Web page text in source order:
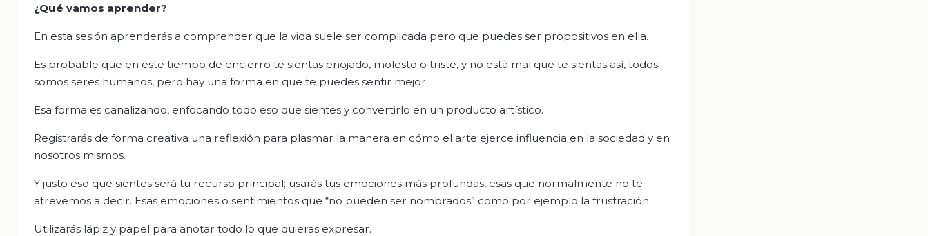
¿Qué vamos aprender?
En esta sesión aprenderás a comprender que la vida suele ser complicada pero que puedes ser propositivos en ella.
Es probable que en este tiempo de encierro te sientas enojado, molesto o triste, y no está mal que te sientas así, todos
somos seres humanos, pero hay una forma en que te puedes sentir mejor.
Esa forma es canalizando, enfocando todo eso que sientes y convertirlo en un producto artístico.
Registrarás de forma creativa una reflexión para plasmar la manera en cómo el arte ejerce influencia en la sociedad y en
nosotros mismos.
Y justo eso que sientes será tu recurso principal; usarás tus emociones más profundas, esas que normalmente no te
atrevemos a decir. Esas emociones o sentimientos que “no pueden ser nombrados” como por ejemplo la frustración.
Utilizarás lápiz y papel para anotar todo lo que quieras expresar.